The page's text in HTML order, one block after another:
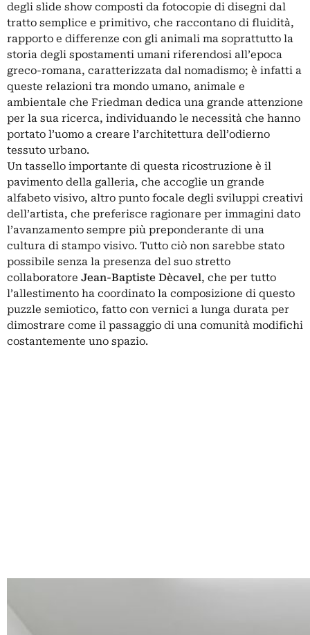
degli slide show composti da fotocopie di disegni dal
tratto semplice e primitivo, che raccontano di fluidità,
rapporto e differenze con gli animali ma soprattutto la
storia degli spostamenti umani riferendosi all’epoca
greco-romana, caratterizzata dal nomadismo; è infatti a
queste relazioni tra mondo umano, animale e
ambientale che Friedman dedica una grande attenzione
per la sua ricerca, individuando le necessità che hanno
portato l’uomo a creare l’architettura dell’odierno
tessuto urbano.
Un tassello importante di questa ricostruzione è il
pavimento della galleria, che accoglie un grande
alfabeto visivo, altro punto focale degli sviluppi creativi
dell’artista, che preferisce ragionare per immagini dato
l’avanzamento sempre più preponderante di una
cultura di stampo visivo. Tutto ciò non sarebbe stato
possibile senza la presenza del suo stretto
collaboratore Jean-Baptiste Dècavel, che per tutto
l’allestimento ha coordinato la composizione di questo
puzzle semiotico, fatto con vernici a lunga durata per
dimostrare come il passaggio di una comunità modifichi
costantemente uno spazio.